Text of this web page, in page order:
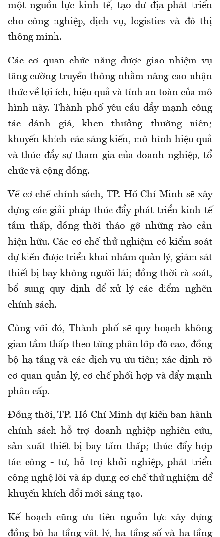
một nguồn lực kinh tế, tạo dư địa phát triển
cho công nghiệp, dịch vụ, logistics và đô thị
thông minh.
Các cơ quan chức năng được giao nhiệm vụ
tăng cường truyền thông nhằm nâng cao nhận
thức về lợi ích, hiệu quả và tính an toàn của mô
hình này. Thành phố yêu cầu đẩy mạnh công
tác đánh giá, khen thưởng thường niên;
khuyến khích các sáng kiến, mô hình hiệu quả
và thúc đẩy sự tham gia của doanh nghiệp, tổ
chức và cộng đồng.
Về cơ chế chính sách, TP. Hồ Chí Minh sẽ xây
dựng các giải pháp thúc đẩy phát triển kinh tế
tầm thấp, đồng thời tháo gỡ những rào cản
hiện hữu. Các cơ chế thử nghiệm có kiểm soát
dự kiến được triển khai nhằm quản lý, giám sát
thiết bị bay không người lái; đồng thời rà soát,
bổ sung quy định để xử lý các điểm nghẽn
chính sách.
Cùng với đó, Thành phố sẽ quy hoạch không
gian tầm thấp theo từng phân lớp độ cao, đồng
bộ hạ tầng và các dịch vụ ưu tiên; xác định rõ
cơ quan quản lý, cơ chế phối hợp và đẩy mạnh
phân cấp.
Đồng thời, TP. Hồ Chí Minh dự kiến ban hành
chính sách hỗ trợ doanh nghiệp nghiên cứu,
sản xuất thiết bị bay tầm thấp; thúc đẩy hợp
tác công - tư, hỗ trợ khởi nghiệp, phát triển
công nghệ lõi và áp dụng cơ chế thử nghiệm để
khuyến khích đổi mới sáng tạo.
Kế hoạch cũng ưu tiên nguồn lực xây dựng
đồng bộ hạ tầng vật lý, hạ tầng số và hạ tầng